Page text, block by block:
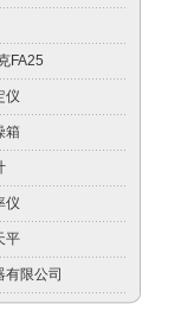
FA25
仪
箱
仪
平
有限公司